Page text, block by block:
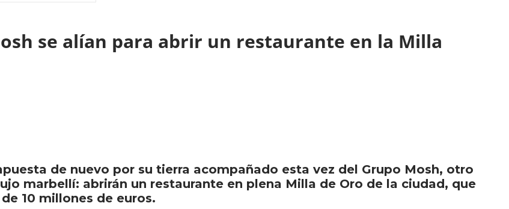
se alían para abrir un restaurante en la Milla
de nuevo por su tierra acompañado esta vez del Grupo Mosh, otro
marbellí: abrirán un restaurante en plena Milla de Oro de la ciudad, que
10 millones de euros.